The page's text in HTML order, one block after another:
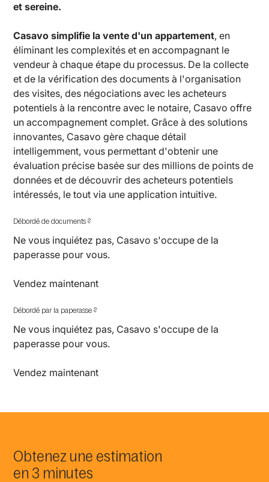
et sereine.
Casavo simplifie la vente d'un appartement, en
éliminant les complexités et en accompagnant le
vendeur à chaque étape du processus. De la collecte
et de la vérification des documents à l'organisation
des visites, des négociations avec les acheteurs
potentiels à la rencontre avec le notaire, Casavo offre
un accompagnement complet. Grâce à des solutions
innovantes, Casavo gère chaque détail
intelligemment, vous permettant d'obtenir une
évaluation précise basée sur des millions de points de
données et de découvrir des acheteurs potentiels
intéressés, le tout via une application intuitive.
Débordé de documents ?
Ne vous inquiétez pas, Casavo s'occupe de la
paperasse pour vous.
Vendez maintenant
Débordé par la paperasse ?
Ne vous inquiétez pas, Casavo s'occupe de la
paperasse pour vous.
Vendez maintenant
Obtenez une estimation
en 3 minutes